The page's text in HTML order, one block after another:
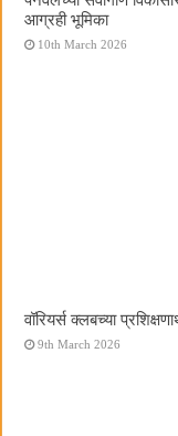
आग्रही भूमिका
10th March 2026
वॉरियर्स क्लबच्या
9th March 2026